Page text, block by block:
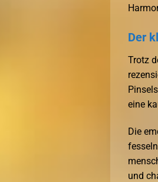
Der
Trotz
eine
Die
und